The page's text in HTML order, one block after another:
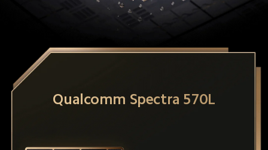
Qualcomm Spectra 570L